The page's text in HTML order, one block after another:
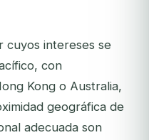
cuyos intereses se
con
Kong o Australia,
geográfica de
adecuada son